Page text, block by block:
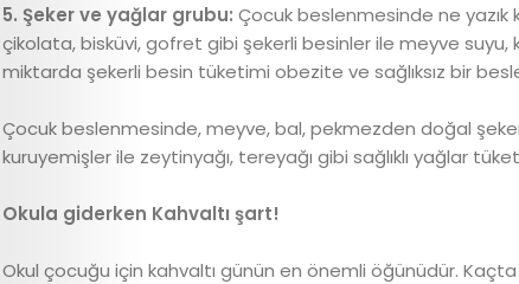
İletişim
Search
5. Şeker ve yağlar grubu: Çocuk beslenmesinde ne yazık
çikolata, bisküvi, gofret gibi şekerli besinler ile meyve suyu,
miktarda şekerli besin tüketimi obezite ve sağlıksız bir
Çocuk beslenmesinde, meyve, bal, pekmezden doğal
kuruyemişler ile zeytinyağı, tereyağı gibi sağlıklı yağlar
Okula giderken Kahvaltı şart!
Okul çocuğu için kahvaltı günün en önemli öğünüdür.